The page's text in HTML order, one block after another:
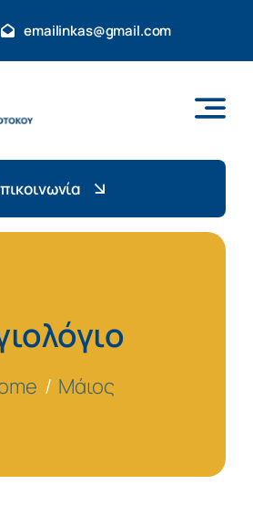
emailinkas@gmail.com
Μάιος